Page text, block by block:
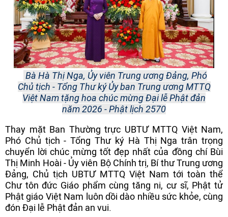
Bà Hà Thị Nga, Ủy viên Trung ương Đảng, Phó
Chủ tịch - Tổng Thư ký Ủy ban Trung ương MTTQ
Việt Nam tặng hoa chúc mừng Đại lễ Phật đản
năm 2026 - Phật lịch 2570
Thay mặt Ban Thường trực UBTƯ MTTQ Việt Nam,
Phó Chủ tịch - Tổng Thư ký Hà Thị Nga trân trọng
chuyển lời chúc mừng tốt đẹp nhất của đồng chí Bùi
Thị Minh Hoài - Ủy viên Bộ Chính trị, Bí thư Trung ương
Đảng, Chủ tịch UBTƯ MTTQ Việt Nam tới toàn thể
Chư tôn đức Giáo phẩm cùng tăng ni, cư sĩ, Phật tử
Phật giáo Việt Nam luôn dồi dào nhiều sức khỏe, cùng
đón Đại lễ Phật đản an vui.